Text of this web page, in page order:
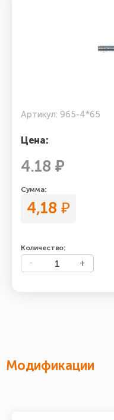
Артикул: 965-4*65
Цена:
4.18 ₽
Сумма:
4,18 ₽
Количество:
Модификации